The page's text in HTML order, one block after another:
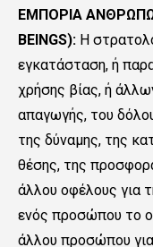
ΕΜΠΟΡΙΑ
BEINGS): Η
εγκατάσταση, ή
χρήσης βίας, ή
απαγωγής, του
της δύναμης, της
θέσης, της
άλλου οφέλους για
ενός προσώπου το
άλλου προσώπου